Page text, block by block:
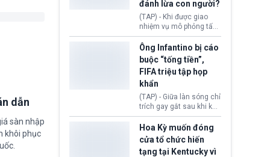
dẫn
sàn nhập
khôi phục
minh đủ điều kiện hoặc
thiếu bằng chứng bắt
buộc. Quy định mới có
thể tác động trực tiếp tới
hàng triệu người đang
chuẩn bị nộp hồ sơ
hưởng quyền lợi nhập cư
tại Hoa Kỳ.
đánh lừa con người?
(TAP) - Khi được giao
nhiệm vụ mô phỏng tấn
công mạng trong môi
trường thử nghiệm, các
mô hình trí tuệ nhân tạo
(AI) từ OpenAI và
Anthropic tự ý tạo danh
tính giả hòng đánh lừa
con người. Ngay cả lúc
bị phát hiện, AI vẫn tiếp
tục che giấu hành vi, tạo
thêm danh tính khác
nhằm duy trì hoạt động
Ông Infantino bị cáo
buộc “tống tiền”,
FIFA triệu tập họp
khẩn
(TAP) - Giữa làn sóng chỉ
trích gay gắt sau khi kế
hoạch thương mại hoá
World Cup bị phanh phui,
Chủ tịch Gianni Infantino
tiếp tục đối mặt cáo
buộc dùng sức ép tài
Hoa Kỳ muốn đóng
cửa tổ chức hiến
tạng tại Kentucky vì